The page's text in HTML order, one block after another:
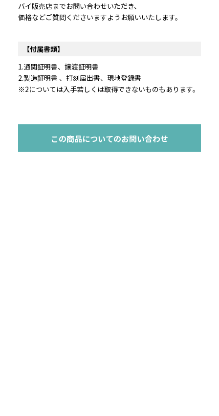
バイ販売店までお問い合わせいただき、
価格などご質問くださいますようお願いいたします。
【付属書類】
1.通関証明書、譲渡証明書
2.製造証明書 、打刻届出書、現地登録書
※2については入手若しくは取得できないものもあります。
この商品についてのお問い合わせ